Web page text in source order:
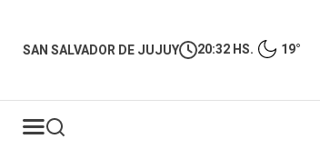
SAN SALVADOR DE JUJUY 20:32 HS. 19°